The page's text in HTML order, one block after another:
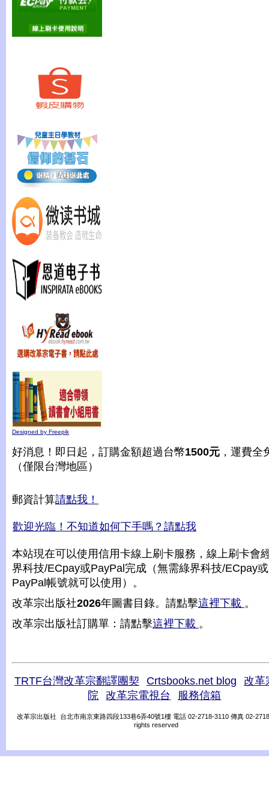
Designed by Freepik
好消息！即日起，訂購金額超過台幣1500元 ，運費全
（僅限台灣地區）
郵資計算請點我！
歡迎光臨！不知道如何下手嗎？請點我
本站現在可以使用信用卡線上刷卡服務，線上刷卡會
界科技/ECpay或PayPal完成（無需綠界科技/ECpay或
PayPal帳號就可以使用）。
改革宗出版社2026年圖書目錄。請點擊這裡下載 。
改革宗出版社訂購單：請點擊這裡下載 。
TRTF台灣改革宗翻譯團契 Crtsbooks.net blog
改革
院
改革宗電視台 服務信箱
改革宗出版社 台北市南京東路四段133巷6弄40號1樓 電話 02-2718-3110 傳真 02-
rights reserved